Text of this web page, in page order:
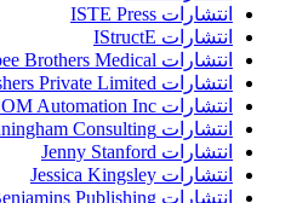
انتشارات ISTE Press
انتشارات IStructE
انتشارات Jaypee Brothers Medical
انتشارات Jaypee Brothers Medical Publishers Private Limited
انتشارات JCOM Automation Inc
انتشارات Jean Cunningham Consulting
انتشارات Jenny Stanford
انتشارات Jessica Kingsley
انتشارات John Benjamins Publishing